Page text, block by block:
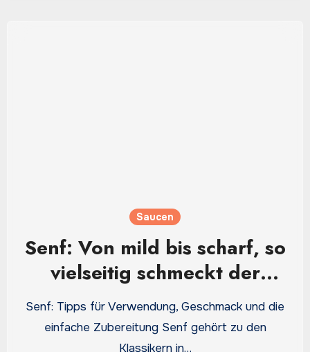
Saucen
Senf: Von mild bis scharf, so
vielseitig schmeckt der
Küchenklassiker
Senf: Tipps für Verwendung, Geschmack und die
einfache Zubereitung Senf gehört zu den
Klassikern in…